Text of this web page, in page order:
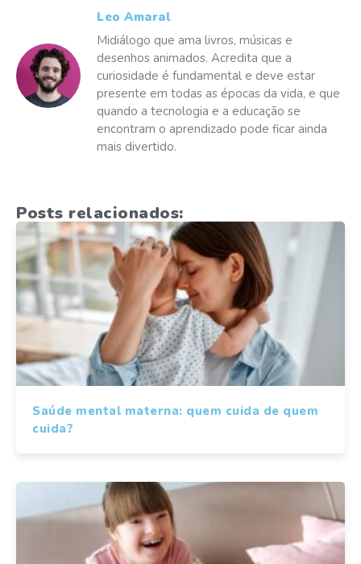
Leo Amaral
Midiálogo que ama livros, músicas e
desenhos animados. Acredita que a
curiosidade é fundamental e deve estar
presente em todas as épocas da vida, e que
quando a tecnologia e a educação se
encontram o aprendizado pode ficar ainda
mais divertido.
Posts relacionados:
Saúde mental materna: quem cuida de quem
cuida?